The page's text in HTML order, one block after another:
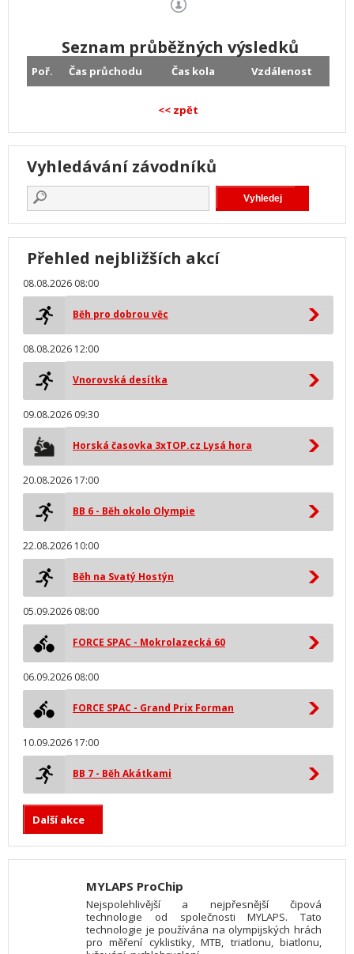
Seznam průběžných výsledků
Poř. Čas průchodu Čas kola Vzdálenost
<< zpět
Vyhledávání závodníků
Přehled nejbližších akcí
08.08.2026 08:00
Běh pro dobrou věc
08.08.2026 12:00
Vnorovská desítka
09.08.2026 09:30
Horská časovka 3xTOP.cz Lysá hora
20.08.2026 17:00
BB 6 - Běh okolo Olympie
22.08.2026 10:00
Běh na Svatý Hostýn
05.09.2026 08:00
FORCE SPAC - Mokrolazecká 60
06.09.2026 08:00
FORCE SPAC - Grand Prix Forman
10.09.2026 17:00
BB 7 - Běh Akátkami
Další akce
MYLAPS ProChip
Nejspolehlivější a nejpřesnější čipová
technologie od společnosti MYLAPS. Tato
technologie je používána na olympijských hrách
pro měření cyklistiky, MTB, triatlonu, biatlonu,